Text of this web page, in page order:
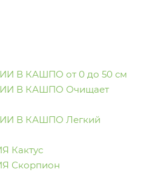
В КАШПО от 0 до 50 см
В КАШПО Очищает
В КАШПО Легкий
Кактус
Скорпион